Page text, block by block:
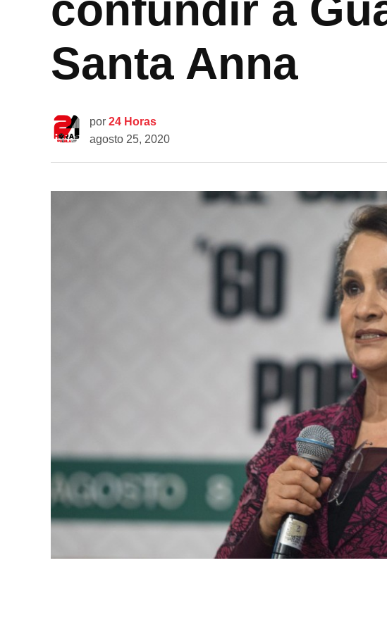
Santa Anna
por 24 Horas
agosto 25, 2020